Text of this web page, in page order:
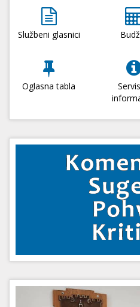
Službeni glasnici
Oglasna tabla